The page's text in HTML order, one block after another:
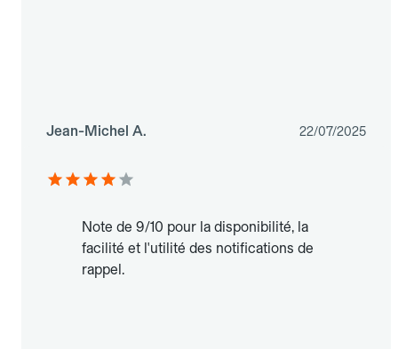
Jean-Michel A. 22/07/2025
Note de 9/10 pour la disponibilité, la
facilité et l'utilité des notifications de
rappel.